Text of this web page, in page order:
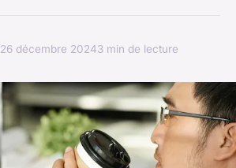
26 décembre 20243 min de lecture